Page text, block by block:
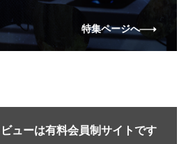
特集ページへ
ューは有料会員制サイトです